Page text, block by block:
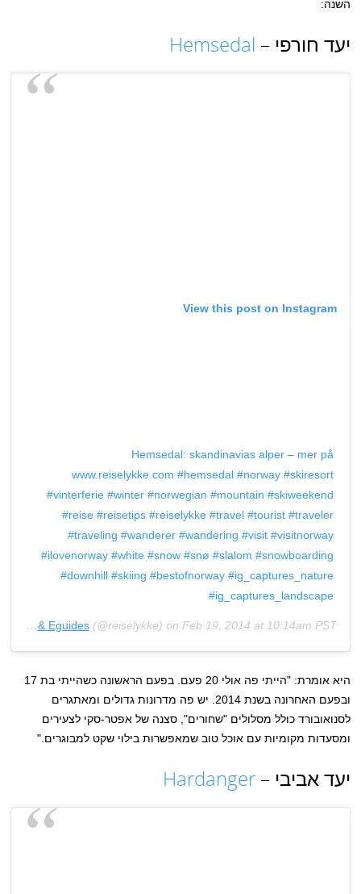
השנה:
יעד חורפי – Hemsedal
View this post on Instagram
Hemsedal: skandinavias alper – mer på
www.reiselykke.com #hemsedal #norway #skiresort
#vinterferie #winter #norwegian #mountain #skiweekend
#reise #reisetips #reiselykke #travel #tourist #traveler
#traveling #wanderer #wandering #visit #visitnorway
#ilovenorway #white #snow #snø #slalom #snowboarding
#downhill #skiing #bestofnorway #ig_captures_nature
#ig_captures_landscape
Travel Magazine & Eguides(@reiselykke) on Feb 19, 2014 at 10:14am PST
היא אומרת: "הייתי פה אולי 20 פעם. בפעם הראשונה כשהייתי בת 17
ובפעם האחרונה בשנת 2014. יש פה מדרונות גדולים ומאתגרים
לסנואובורד כולל מסלולים "שחורים", סצנה של אפטר-סקי לצעירים
ומסעדות מקומיות עם אוכל טוב שמאפשרות בילוי שקט למבוגרים."
יעד אביבי –Hardanger